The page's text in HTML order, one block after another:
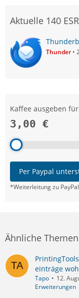
Aktuelle 140
Thunder
Kaffee ausgeben
3,00 €
Per Paypal
*Weiterleitung zu
Ähnliche Themen
einträge
Tapo
12.
Erweiterungen